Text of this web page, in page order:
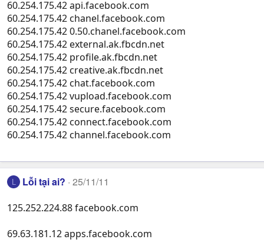
60.254.175.42 api.facebook.com
60.254.175.42 chanel.facebook.com
60.254.175.42 0.50.chanel.facebook.com
60.254.175.42 external.ak.fbcdn.net
60.254.175.42 profile.ak.fbcdn.net
60.254.175.42 creative.ak.fbcdn.net
60.254.175.42 chat.facebook.com
60.254.175.42 vupload.facebook.com
60.254.175.42 secure.facebook.com
60.254.175.42 connect.facebook.com
60.254.175.42 channel.facebook.com
L Lỗi tại ai? 25/11/11
125.252.224.88 facebook.com
69.63.181.12 apps.facebook.com